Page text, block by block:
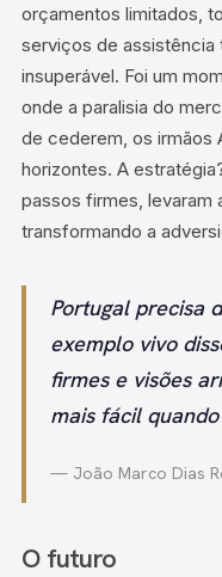
orçamentos limitados,
serviços de assistência
insuperável. Foi um
onde a paralisia do
de cederem, os irmãos
horizontes. A
passos firmes, levaram
transformando a
Portugal precisa
exemplo vivo
firmes e visões
mais fácil
— João Marco Dias
O futuro